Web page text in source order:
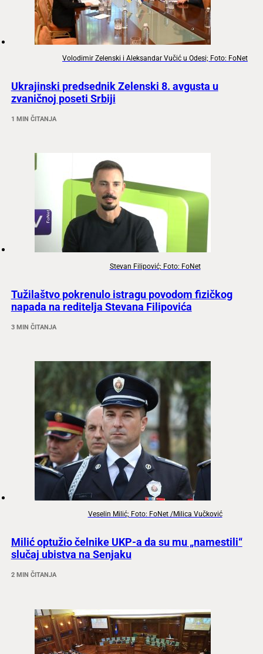
Volodimir Zelenski i Aleksandar Vučić u Odesi; Foto: FoNet
Ukrajinski predsednik Zelenski 8. avgusta u
zvaničnoj poseti Srbiji
1 MIN ČITANJA
Stevan Filipović; Foto: FoNet
Tužilaštvo pokrenulo istragu povodom fizičkog
napada na reditelja Stevana Filipovića
3 MIN ČITANJA
Veselin Milić; Foto: FoNet /Milica Vučković
Milić optužio čelnike UKP-a da su mu „namestili“
slučaj ubistva na Senjaku
2 MIN ČITANJA